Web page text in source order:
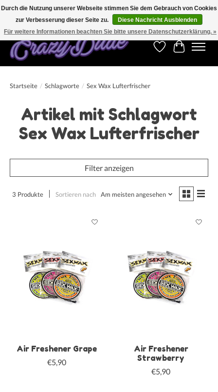
Kostenfreier Versand für Bestellungen ab 250 €. Weltweite Lieferung!
Wunschzettel
Ihr
Startseite / Schlagworte / Sex Wax Lufterfrischer
Artikel mit Schlagwort
Sex Wax Lufterfrischer
Filter anzeigen
3 Produkte Sortieren nach Am meisten angesehen
Air Freshener Grape
€5,90
Air Freshener
Strawberry
€5,90
Durch die Nutzung unserer Webseite stimmen Sie dem Gebrauch von Cookies
zur Verbesserung dieser Seite zu.
Diese Nachricht Ausblenden
Für weitere Informationen beachten Sie bitte unsere Datenschutzerklärung. »